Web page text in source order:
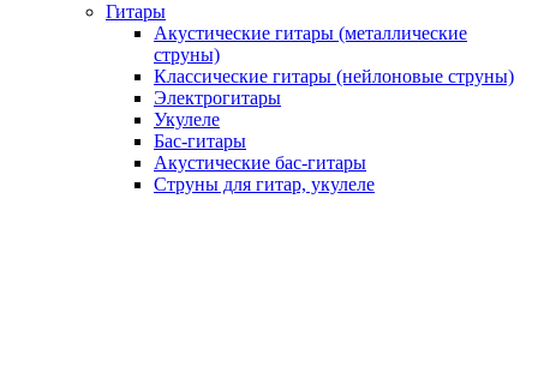
Гитары
Акустические гитары (металлические
струны)
Классические гитары (нейлоновые струны)
Электрогитары
Укулеле
Бас-гитары
Акустические бас-гитары
Струны для гитар, укулеле